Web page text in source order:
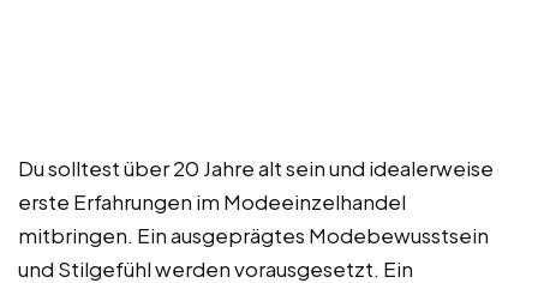
Du solltest über 20 Jahre alt sein und idealerweise
erste Erfahrungen im Modeeinzelhandel
mitbringen. Ein ausgeprägtes Modebewusstsein
und Stilgefühl werden vorausgesetzt. Ein